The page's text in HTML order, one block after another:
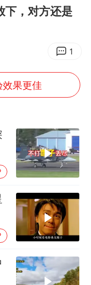
怎么了
身香港首映礼
线路全线停运
费大厨口号更改 不再宣传小炒肉大王
跟13岁女儿合跳
从科技创新看开局起步的时与势
下，对方还是
1
果更佳